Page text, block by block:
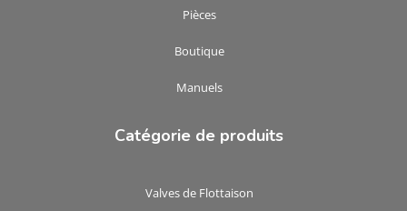
Pièces
Boutique
Manuels
Catégorie de produits
Valves de Flottaison